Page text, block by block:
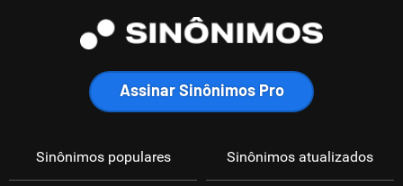
Sinônimos populares Sinônimos atualizados
Assinar Sinônimos Pro